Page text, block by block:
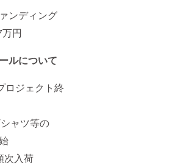
ンディング
円
ルについて
ジェクト終
ャツ等の
入荷